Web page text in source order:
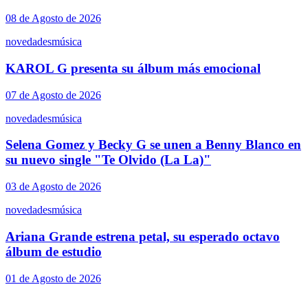
08 de Agosto de 2026
novedadesmúsica
KAROL G presenta su álbum más emocional
07 de Agosto de 2026
novedadesmúsica
Selena Gomez y Becky G se unen a Benny Blanco en
su nuevo single "Te Olvido (La La)"
03 de Agosto de 2026
novedadesmúsica
Ariana Grande estrena petal, su esperado octavo
álbum de estudio
01 de Agosto de 2026